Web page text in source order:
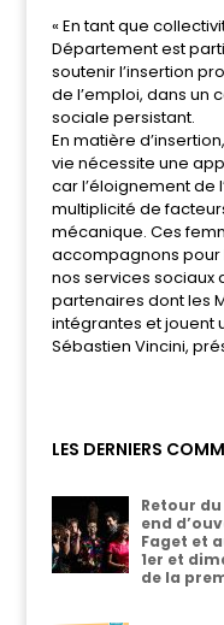
« En tant que
Département est
soutenir l’insertion
de l’emploi, dans un
sociale persistant.
En matière
vie nécessite une
car l’éloignement de
multiplicité de
mécanique. Ces
accompagnons pour
nos services sociaux
partenaires dont les
intégrantes et jouent
Sébastien Vincini,
LES DERNIERS
Retour
end
Faget et
1er et
de la